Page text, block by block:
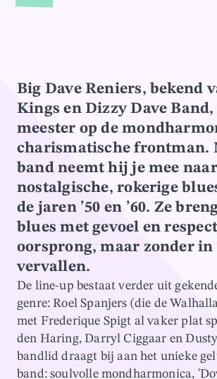
Big Dave Reniers, bekend
Kings en Dizzy Dave Band,
meester op de
charismatische frontman.
band neemt hij je mee
nostalgische, rokerige
de jaren ’50 en ’60. Ze
blues met gevoel en
oorsprong, maar zonder
vervallen.
De line-up bestaat verder uit
genre: Roel Spanjers (die de
met Frederique Spigt al vaker plat
den Haring, Darryl Ciggaar en
bandlid draagt bij aan het unieke
band: soulvolle mondharmonica,